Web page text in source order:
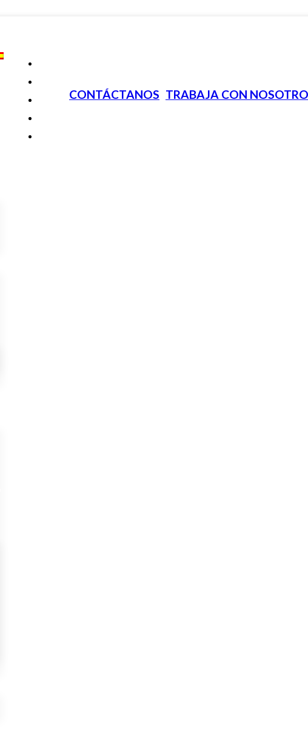
CONTÁCTANOS TRABAJA CON